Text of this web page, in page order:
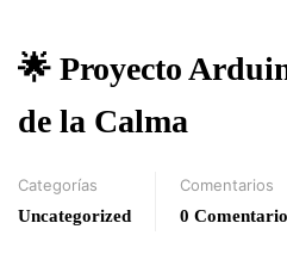
🌟 Proyecto
de la Calma
Categorías
Uncategorized
Comentarios
0